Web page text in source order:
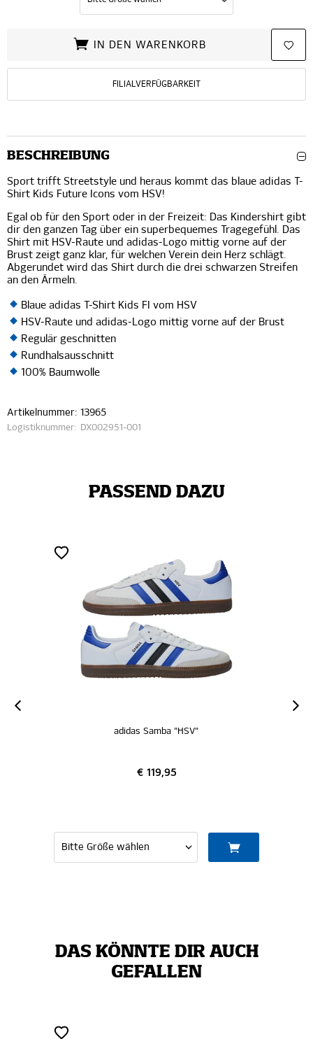
IN DEN WARENKORB
FILIALVERFÜGBARKEIT
BESCHREIBUNG
Sport trifft Streetstyle und heraus kommt das blaue adidas T-
Shirt Kids Future Icons vom HSV!
Egal ob für den Sport oder in der Freizeit: Das Kindershirt gibt
dir den ganzen Tag über ein superbequemes Tragegefühl. Das
Shirt mit HSV-Raute und adidas-Logo mittig vorne auf der
Brust zeigt ganz klar, für welchen Verein dein Herz schlägt.
Abgerundet wird das Shirt durch die drei schwarzen Streifen
an den Ärmeln.
Blaue adidas T-Shirt Kids FI vom HSV
HSV-Raute und adidas-Logo mittig vorne auf der Brust
Regulär geschnitten
Rundhalsausschnitt
100% Baumwolle
Artikelnummer: 13965
Logistiknummer: DX002951-001
PASSEND DAZU
adidas Samba "HSV"
€ 119,95
DAS KÖNNTE DIR AUCH
GEFALLEN